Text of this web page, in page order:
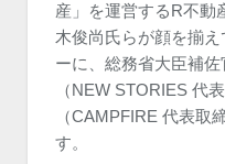
産」を運営するR不動
木俊尚氏らが顔を揃
ーに、総務省大臣補
（NEW STORIES 代
（CAMPFIRE 代表取
す。